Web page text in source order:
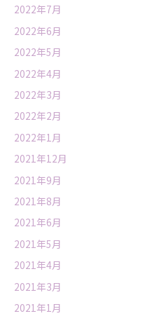
2022年7月
2022年6月
2022年5月
2022年4月
2022年3月
2022年2月
2022年1月
2021年12月
2021年9月
2021年8月
2021年6月
2021年5月
2021年4月
2021年3月
2021年1月